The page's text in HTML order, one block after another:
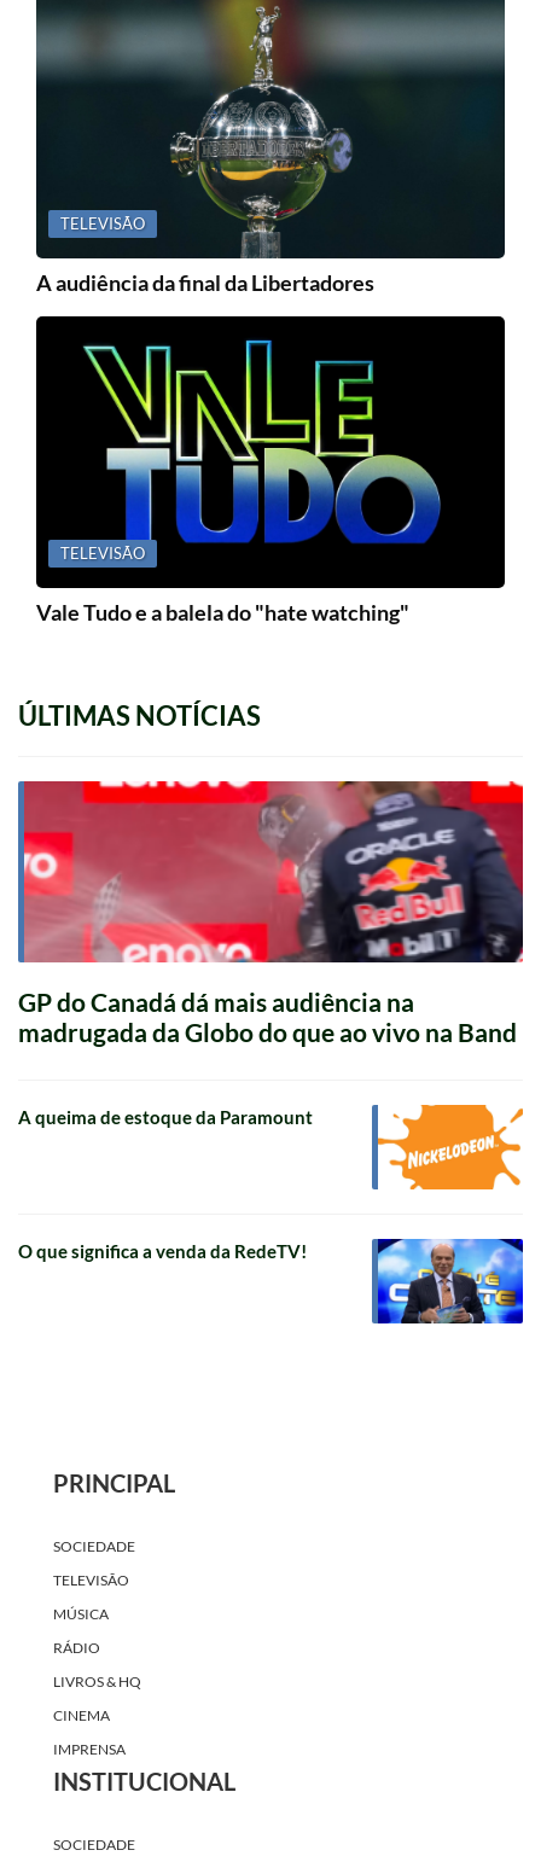
TELEVISÃO
A audiência da final da Libertadores
TELEVISÃO
Vale Tudo e a balela do "hate watching"
ÚLTIMAS NOTÍCIAS
GP do Canadá dá mais audiência na
madrugada da Globo do que ao vivo na Band
A queima de estoque da Paramount
O que significa a venda da RedeTV!
PRINCIPAL
SOCIEDADE
TELEVISÃO
MÚSICA
RÁDIO
LIVROS & HQ
CINEMA
IMPRENSA
INSTITUCIONAL
SOCIEDADE